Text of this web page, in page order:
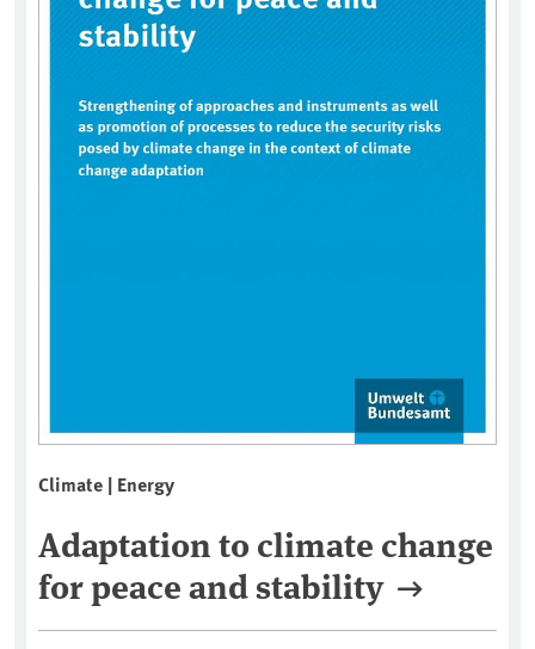
Climate | Energy
Adaptation to climate change
for peace and stability